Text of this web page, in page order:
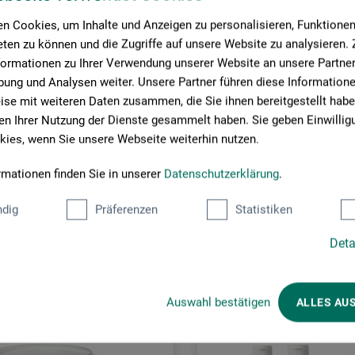
Cookies, um Inhalte und Anzeigen zu personalisieren,
zu können und die Zugriffe auf unsere Website zu analysieren.
zu Ihrer Verwendung unserer Website an unsere
und Analysen weiter. Unsere Partner führen diese
mit weiteren Daten zusammen, die Sie ihnen bereitgestellt
Ihrer Nutzung der Dienste gesammelt haben. Sie geben
wenn Sie unsere Webseite weiterhin nutzen.
finden Sie in unserer Datenschutzerklärung.
Präferenzen Statistiken
Auswahl bestätigen ALLES
har även